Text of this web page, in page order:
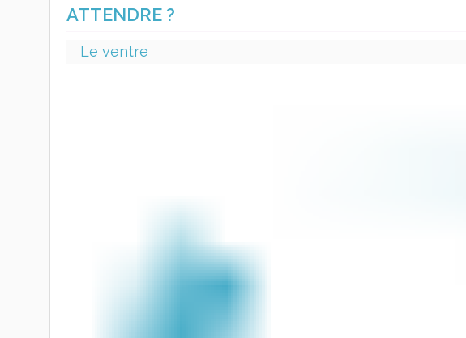
ATTENDRE ?
Le ventre